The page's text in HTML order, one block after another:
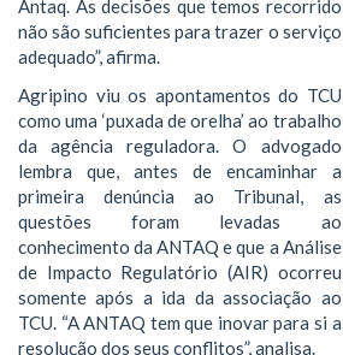
Antaq. As decisões que temos recorrido
não são suficientes para trazer o serviço
adequado”, afirma.
Agripino viu os apontamentos do TCU
como uma ‘puxada de orelha’ ao trabalho
da agência reguladora. O advogado
lembra que, antes de encaminhar a
primeira denúncia ao Tribunal, as
questões foram levadas ao
conhecimento da ANTAQ e que a Análise
de Impacto Regulatório (AIR) ocorreu
somente após a ida da associação ao
TCU. “A ANTAQ tem que inovar para si a
resolução dos seus conflitos”, analisa.